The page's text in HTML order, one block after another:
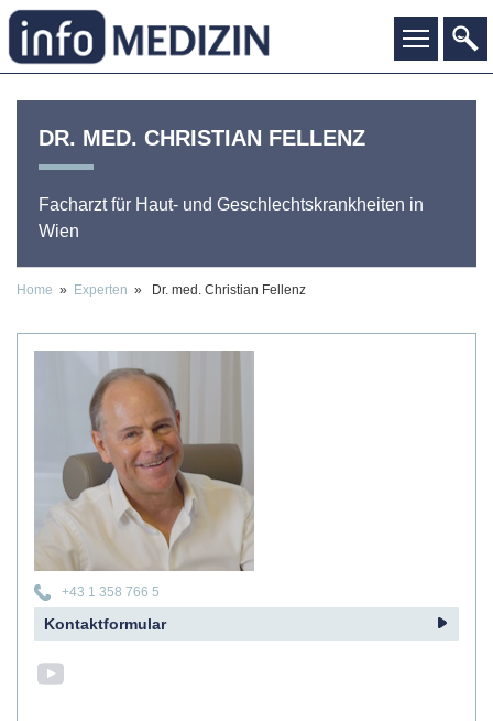
DR. MED. CHRISTIAN FELLENZ
Facharzt für Haut- und Geschlechtskrankheiten in
Wien
Home » Experten » Dr. med. Christian Fellenz
+43 1 358 766 5
Kontaktformular